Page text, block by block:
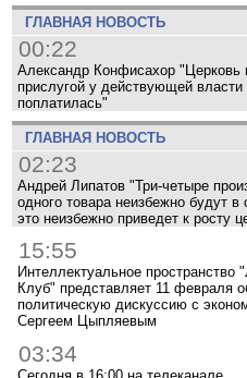
ГЛАВНАЯ НОВОСТЬ
00:22
Александр Конфисахор "Церковь
прислугой у действующей власти
поплатилась"
ГЛАВНАЯ НОВОСТЬ
02:23
Андрей Липатов "Три-четыре
одного товара неизбежно будут в
это неизбежно приведет к росту
15:55
Интеллектуальное пространство
Клуб" представляет 11 февраля
политическую дискуссию с
Сергеем Цыпляевым
03:34